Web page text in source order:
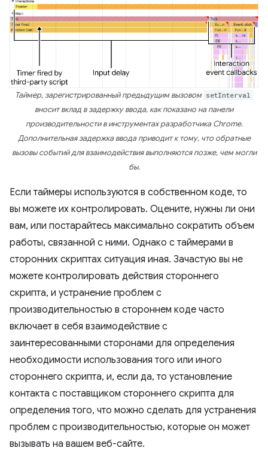
Таймер, зарегистрированный предыдущим вызовом setInterval
вносит вклад в задержку ввода, как показано на панели
производительности в инструментах разработчика Chrome.
Дополнительная задержка ввода приводит к тому, что обратные
вызовы событий для взаимодействия выполняются позже, чем могли
бы.
Если таймеры используются в собственном коде, то
вы можете их контролировать. Оцените, нужны ли они
вам, или постарайтесь максимально сократить объем
работы, связанной с ними. Однако с таймерами в
сторонних скриптах ситуация иная. Зачастую вы не
можете контролировать действия стороннего
скрипта, и устранение проблем с
производительностью в стороннем коде часто
включает в себя взаимодействие с
заинтересованными сторонами для определения
необходимости использования того или иного
стороннего скрипта, и, если да, то установление
контакта с поставщиком стороннего скрипта для
определения того, что можно сделать для устранения
проблем с производительностью, которые он может
вызывать на вашем веб-сайте.